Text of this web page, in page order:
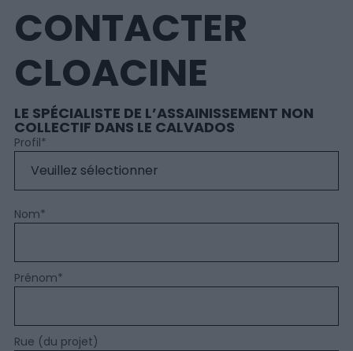
CONTACTER
CLOACINE
LE SPÉCIALISTE DE L’ASSAINISSEMENT NON
COLLECTIF DANS LE CALVADOS
Profil*
Nom*
Prénom*
Rue (du projet)